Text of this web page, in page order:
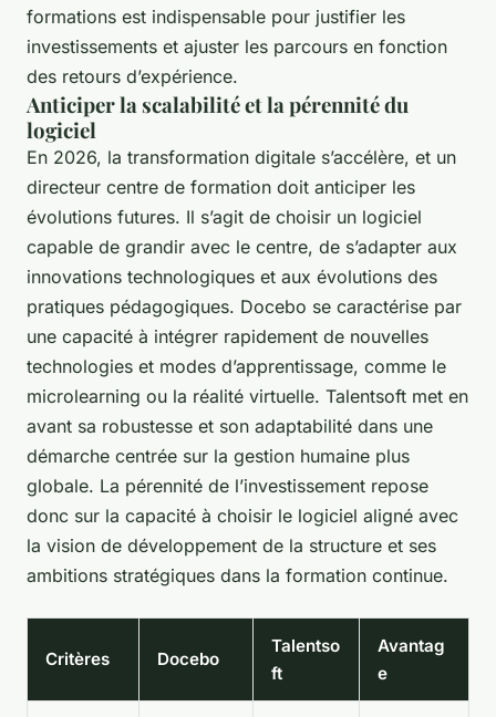
formations est indispensable pour justifier les
investissements et ajuster les parcours en fonction
des retours d’expérience.
Anticiper la scalabilité et la pérennité du
logiciel
En 2026, la transformation digitale s’accélère, et un
directeur centre de formation doit anticiper les
évolutions futures. Il s’agit de choisir un logiciel
capable de grandir avec le centre, de s’adapter aux
innovations technologiques et aux évolutions des
pratiques pédagogiques. Docebo se caractérise par
une capacité à intégrer rapidement de nouvelles
technologies et modes d’apprentissage, comme le
microlearning ou la réalité virtuelle. Talentsoft met en
avant sa robustesse et son adaptabilité dans une
démarche centrée sur la gestion humaine plus
globale. La pérennité de l’investissement repose
donc sur la capacité à choisir le logiciel aligné avec
la vision de développement de la structure et ses
ambitions stratégiques dans la formation continue.
Critères Docebo
Talentso
ft
Avantag
e